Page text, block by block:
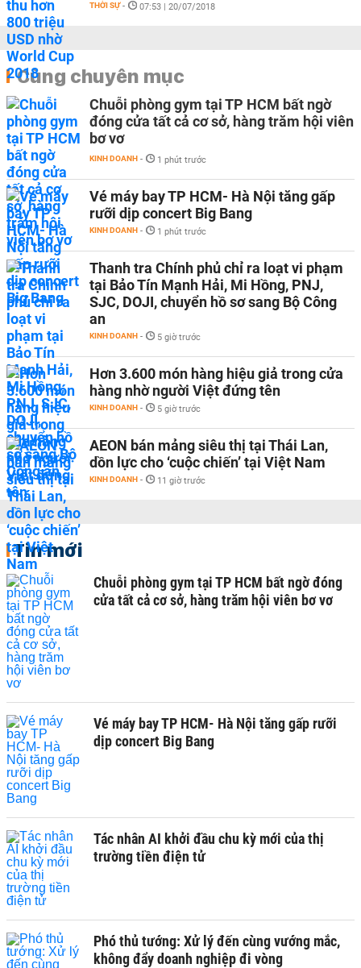
THỜI SỰ - 07:53 | 20/07/2018
Cùng chuyên mục
Chuỗi phòng gym tại TP HCM bất ngờ
đóng cửa tất cả cơ sở, hàng trăm hội viên
bơ vơ
KINH DOANH - 1 phút trước
Vé máy bay TP HCM- Hà Nội tăng gấp
rưỡi dịp concert Big Bang
KINH DOANH - 1 phút trước
Thanh tra Chính phủ chỉ ra loạt vi phạm
tại Bảo Tín Mạnh Hải, Mi Hồng, PNJ,
SJC, DOJI, chuyển hồ sơ sang Bộ Công
an
KINH DOANH - 5 giờ trước
Hơn 3.600 món hàng hiệu giả trong cửa
hàng nhờ người Việt đứng tên
KINH DOANH - 5 giờ trước
AEON bán mảng siêu thị tại Thái Lan,
dồn lực cho ‘cuộc chiến’ tại Việt Nam
KINH DOANH - 11 giờ trước
Tin mới
Chuỗi phòng gym tại TP HCM bất ngờ đóng
cửa tất cả cơ sở, hàng trăm hội viên bơ vơ
Vé máy bay TP HCM- Hà Nội tăng gấp rưỡi
dịp concert Big Bang
Tác nhân AI khởi đầu chu kỳ mới của thị
trường tiền điện tử
Phó thủ tướng: Xử lý đến cùng vướng mắc,
không đẩy doanh nghiệp đi vòng